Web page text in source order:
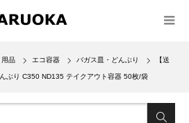
用品 エコ容器 バガス皿・どんぶり 【送
ぶり C350 ND135 テイクアウト容器 50枚/袋